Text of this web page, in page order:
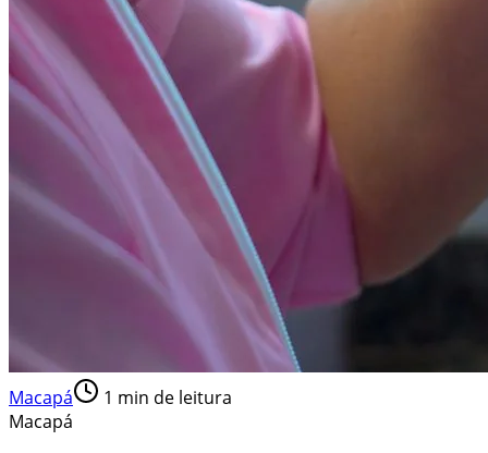
Macapá 1 min de leitura
Macapá